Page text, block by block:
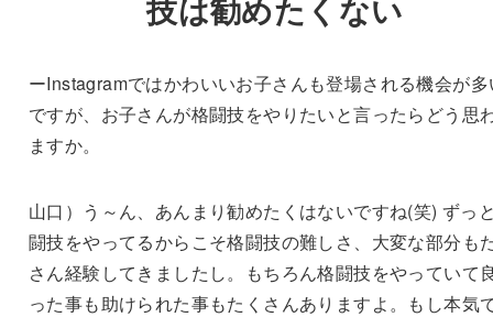
技は勧めたくない
ーInstagramではかわいいお子さんも登場される機会が多
ですが、お子さんが格闘技をやりたいと言ったらどう思
ますか。
山口）う～ん、あんまり勧めたくはないですね(笑) ずっ
闘技をやってるからこそ格闘技の難しさ、大変な部分も
さん経験してきましたし。もちろん格闘技をやっていて
った事も助けられた事もたくさんありますよ。もし本気